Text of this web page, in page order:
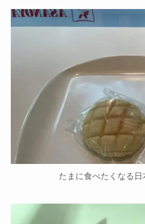
たまに食べたくなる日